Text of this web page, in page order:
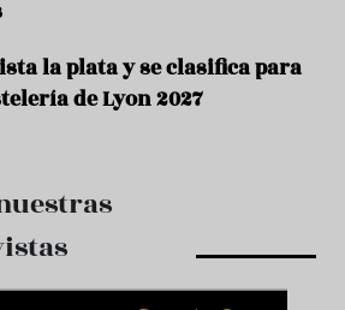
la plata y se clasifica para
de Lyon 2027